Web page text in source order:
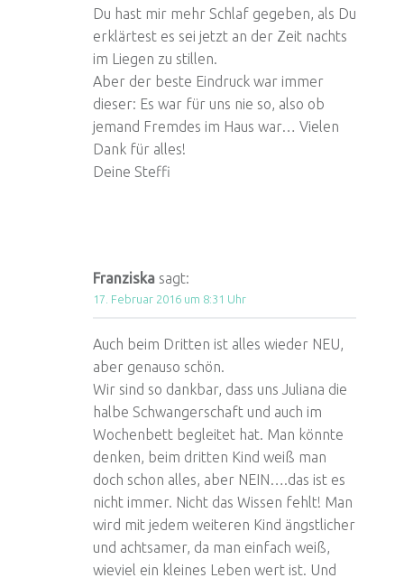
Du hast mir mehr Schlaf gegeben, als Du
erklärtest es sei jetzt an der Zeit nachts
im Liegen zu stillen.
Aber der beste Eindruck war immer
dieser: Es war für uns nie so, also ob
jemand Fremdes im Haus war… Vielen
Dank für alles!
Deine Steffi
Franziska sagt:
17. Februar 2016 um 8:31 Uhr
Auch beim Dritten ist alles wieder NEU,
aber genauso schön.
Wir sind so dankbar, dass uns Juliana die
halbe Schwangerschaft und auch im
Wochenbett begleitet hat. Man könnte
denken, beim dritten Kind weiß man
doch schon alles, aber NEIN….das ist es
nicht immer. Nicht das Wissen fehlt! Man
wird mit jedem weiteren Kind ängstlicher
und achtsamer, da man einfach weiß,
wieviel ein kleines Leben wert ist. Und